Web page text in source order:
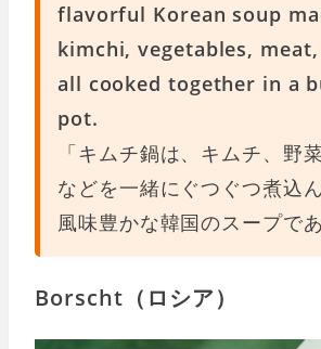
flavorful Korean soup
kimchi, vegetables,
all cooked together in a
pot.
「キムチ鍋は、キムチ、野
などを一緒にぐつぐつ煮込
風味豊かな韓国のスープであ
Borscht（ロシア）